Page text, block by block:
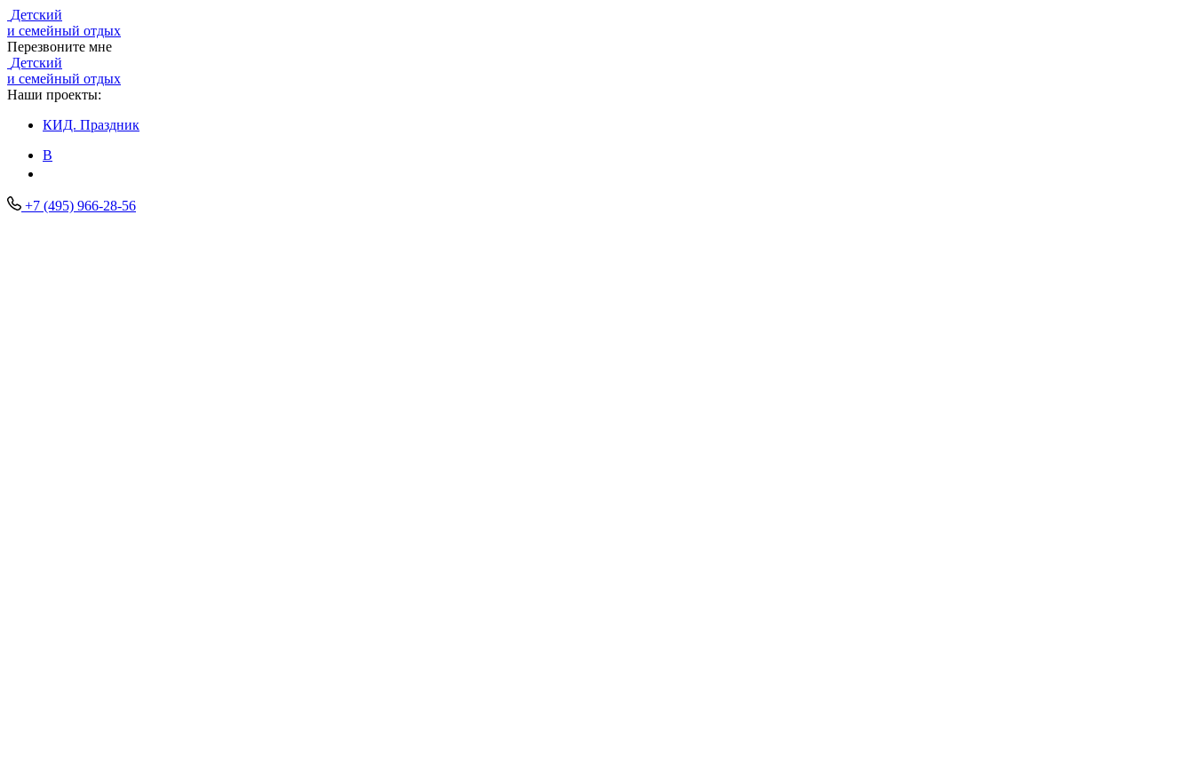
Детский
и семейный отдых
Перезвоните мне
Детский
и семейный отдых
Наши проекты:
КИД. Праздник
В
+7 (495) 966-28-56